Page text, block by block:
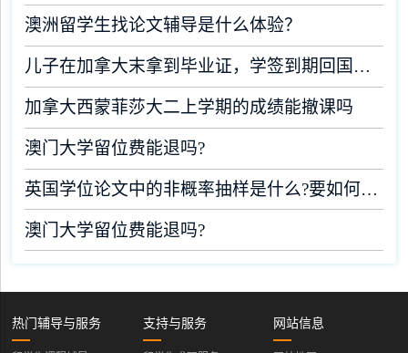
澳洲留学生找论文辅导是什么体验？
儿子在加拿大末拿到毕业证，学签到期回国了有办法补救吗
加拿大西蒙菲莎大二上学期的成绩能撤课吗
澳门大学留位费能退吗?
英国学位论文中的非概率抽样是什么?要如何完成?
澳门大学留位费能退吗?
热门辅导与服务 支持与服务 网站信息